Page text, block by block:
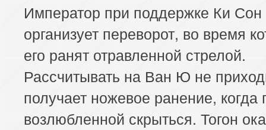
Император при поддержке Ки
организует переворот, во время
его ранят отравленной стрелой.
Рассчитывать на Ван Ю не
получает ножевое ранение, когда
возлюбленной скрыться. Тогон